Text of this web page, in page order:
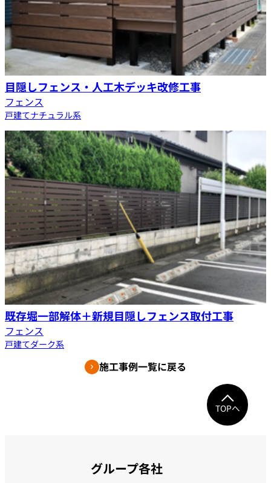
目隠しフェンス・人工木デッキ改修工事
フェンス
戸建てナチュラル系
既存堀一部解体＋新規目隠しフェンス取付工事
フェンス
戸建てダーク系
施工事例一覧に戻る
TOPへ
グループ各社